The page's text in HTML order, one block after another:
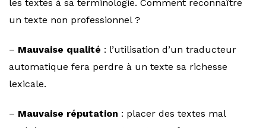
les textes à sa terminologie. Comment reconnaître
un texte non professionnel ?
– Mauvaise qualité : l’utilisation d’un traducteur
automatique fera perdre à un texte sa richesse
lexicale.
– Mauvaise réputation : placer des textes mal